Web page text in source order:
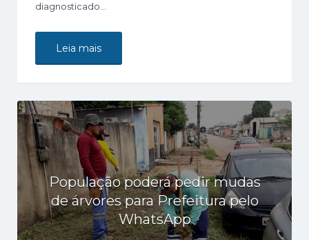
diagnosticado…
Leia mais
População poderá pedir mudas
de árvores para Prefeitura pelo
WhatsApp